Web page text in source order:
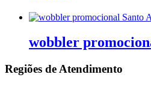
wobbler
Regiões de Atendimento